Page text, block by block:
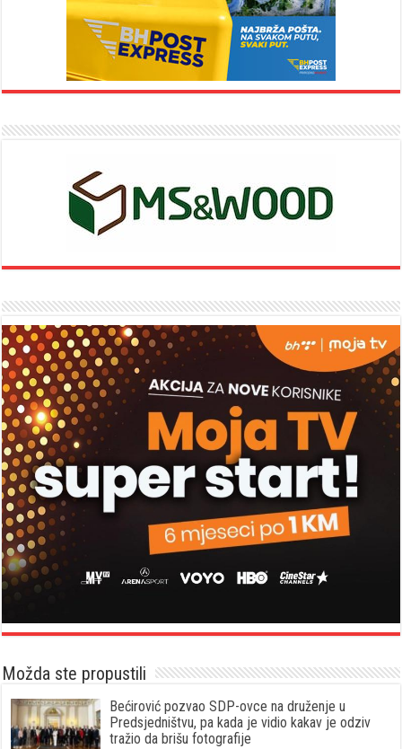
Možda ste propustili
Bećirović pozvao SDP-ovce na druženje u
Predsjedništvu, pa kada je vidio kakav je odziv
tražio da brišu fotografije